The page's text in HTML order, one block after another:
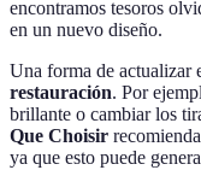
encontramos tesoros
en un nuevo diseño.
Una forma de actualizar
restauración. Por
brillante o cambiar los
Que Choisir
ya que esto puede